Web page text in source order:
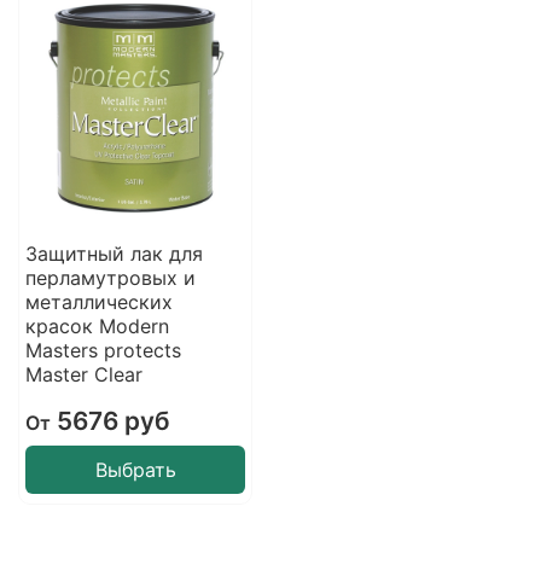
Защитный лак для
перламутровых и
металлических
красок Modern
Masters protects
Master Clear
От5676 руб
Выбрать